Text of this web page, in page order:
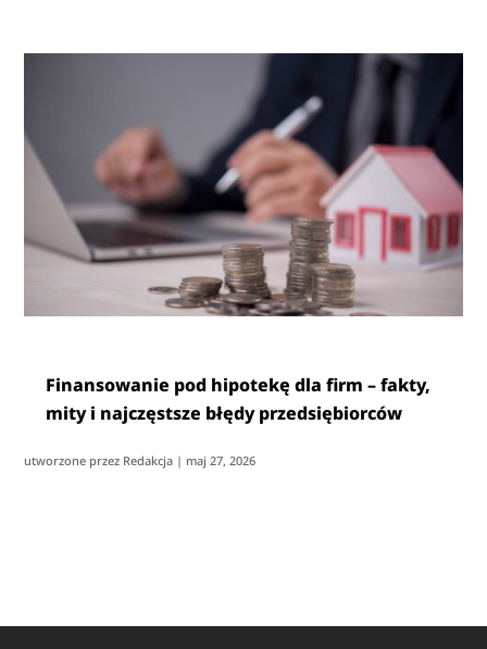
Finansowanie pod hipotekę dla firm – fakty,
mity i najczęstsze błędy przedsiębiorców
utworzone przez Redakcja | maj 27, 2026